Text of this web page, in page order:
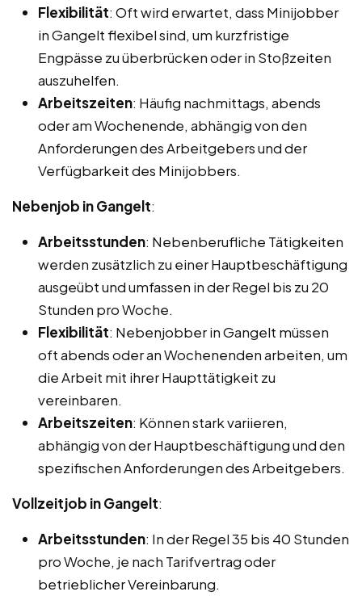
Flexibilität: Oft wird erwartet, dass Minijobber
in Gangelt flexibel sind, um kurzfristige
Engpässe zu überbrücken oder in Stoßzeiten
auszuhelfen.
Arbeitszeiten: Häufig nachmittags, abends
oder am Wochenende, abhängig von den
Anforderungen des Arbeitgebers und der
Verfügbarkeit des Minijobbers.
Nebenjob in Gangelt:
Arbeitsstunden: Nebenberufliche Tätigkeiten
werden zusätzlich zu einer Hauptbeschäftigung
ausgeübt und umfassen in der Regel bis zu 20
Stunden pro Woche.
Flexibilität: Nebenjobber in Gangelt müssen
oft abends oder an Wochenenden arbeiten, um
die Arbeit mit ihrer Haupttätigkeit zu
vereinbaren.
Arbeitszeiten: Können stark variieren,
abhängig von der Hauptbeschäftigung und den
spezifischen Anforderungen des Arbeitgebers.
Vollzeitjob in Gangelt:
Arbeitsstunden: In der Regel 35 bis 40 Stunden
pro Woche, je nach Tarifvertrag oder
betrieblicher Vereinbarung.